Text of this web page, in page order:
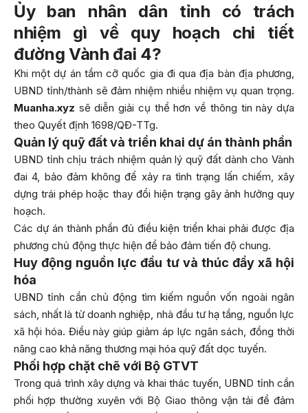
Ủy ban nhân dân tỉnh có trách
nhiệm gì về quy hoạch chi tiết
đường Vành đai 4?
Khi một dự án tầm cỡ quốc gia đi qua địa bàn địa phương,
UBND tỉnh/thành sẽ đảm nhiệm nhiều nhiệm vụ quan trọng.
Muanha.xyz sẽ diễn giải cụ thể hơn về thông tin này dựa
theo Quyết định 1698/QĐ-TTg.
Quản lý quỹ đất và triển khai dự án thành phần
UBND tỉnh chịu trách nhiệm quản lý quỹ đất dành cho Vành
đai 4, bảo đảm không để xảy ra tình trạng lấn chiếm, xây
dựng trái phép hoặc thay đổi hiện trạng gây ảnh hưởng quy
hoạch.
Các dự án thành phần đủ điều kiện triển khai phải được địa
phương chủ động thực hiện để bảo đảm tiến độ chung.
Huy động nguồn lực đầu tư và thúc đẩy xã hội
hóa
UBND tỉnh cần chủ động tìm kiếm nguồn vốn ngoài ngân
sách, nhất là từ doanh nghiệp, nhà đầu tư hạ tầng, nguồn lực
xã hội hóa. Điều này giúp giảm áp lực ngân sách, đồng thời
nâng cao khả năng thương mại hóa quỹ đất dọc tuyến.
Phối hợp chặt chẽ với Bộ GTVT
Trong quá trình xây dựng và khai thác tuyến, UBND tỉnh cần
phối hợp thường xuyên với Bộ Giao thông vận tải để đảm